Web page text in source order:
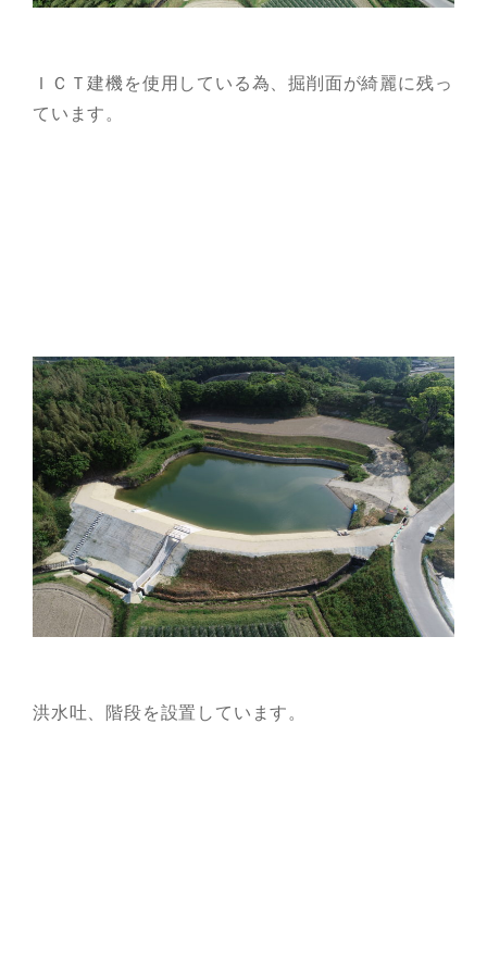
ＩＣＴ建機を使用している為、掘削面が綺麗に残っ
ています。
洪水吐、階段を設置しています。